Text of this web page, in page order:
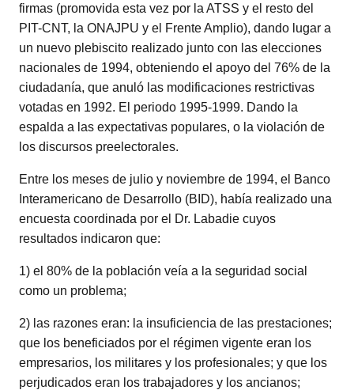
firmas (promovida esta vez por la ATSS y el resto del
PIT-CNT, la ONAJPU y el Frente Amplio), dando lugar a
un nuevo plebiscito realizado junto con las elecciones
nacionales de 1994, obteniendo el apoyo del 76% de la
ciudadanía, que anuló las modificaciones restrictivas
votadas en 1992. El periodo 1995-1999. Dando la
espalda a las expectativas populares, o la violación de
los discursos preelectorales.
Entre los meses de julio y noviembre de 1994, el Banco
Interamericano de Desarrollo (BID), había realizado una
encuesta coordinada por el Dr. Labadie cuyos
resultados indicaron que:
1) el 80% de la población veía a la seguridad social
como un problema;
2) las razones eran: la insuficiencia de las prestaciones;
que los beneficiados por el régimen vigente eran los
empresarios, los militares y los profesionales; y que los
perjudicados eran los trabajadores y los ancianos;